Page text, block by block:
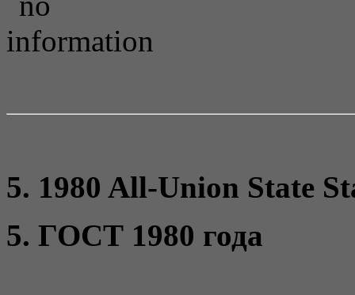
5. 1980 All-Union State
5. ГОСТ 1980 года